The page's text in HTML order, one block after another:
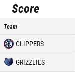
Score
Team
CLIPPERS
GRIZZLIES